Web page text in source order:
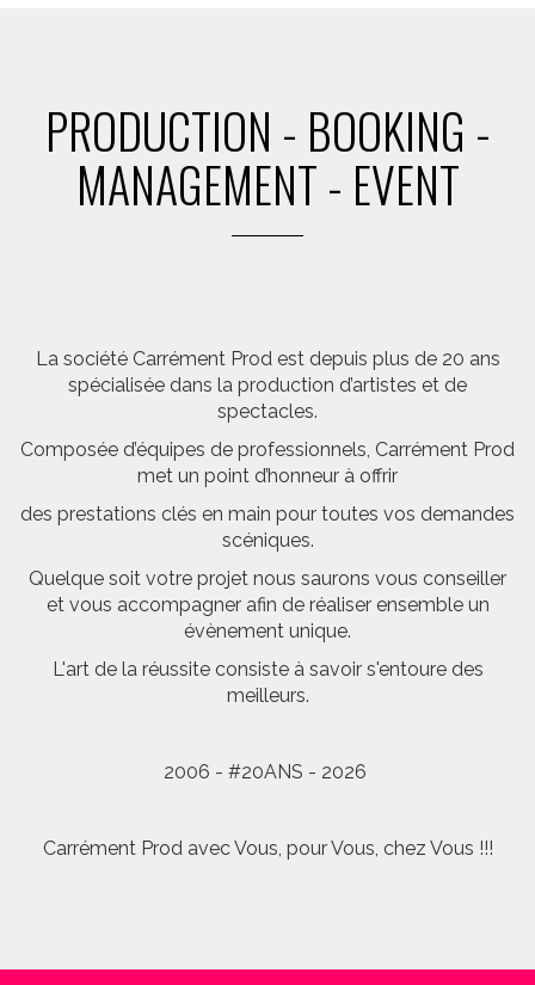
PRODUCTION - BOOKING -
MANAGEMENT - EVENT
La société Carrément Prod est depuis plus de 20 ans
spécialisée dans la production d’artistes et de
spectacles.
Composée d’équipes de professionnels, Carrément Prod
met un point d’honneur à offrir
des prestations clés en main pour toutes vos demandes
scéniques.
Quelque soit votre projet nous saurons vous conseiller
et vous accompagner afin de réaliser ensemble un
évènement unique.
L'art de la réussite consiste à savoir s'entoure des
meilleurs.
2006 - #20ANS - 2026
Carrément Prod avec Vous, pour Vous, chez Vous !!!